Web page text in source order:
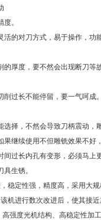
。
的对刀方式，易于操作，功
厚度，要不然会出现断刀等
过长不能停留，要一气呵成
，不然会导致刀柄震动，
续使用不但雕铣效果不好
过长内孔有变形，必须马上更
生锈。
定性强，精度高，采用大规
机进行数次改进后，使其接
强度光机结构、高稳定性加工